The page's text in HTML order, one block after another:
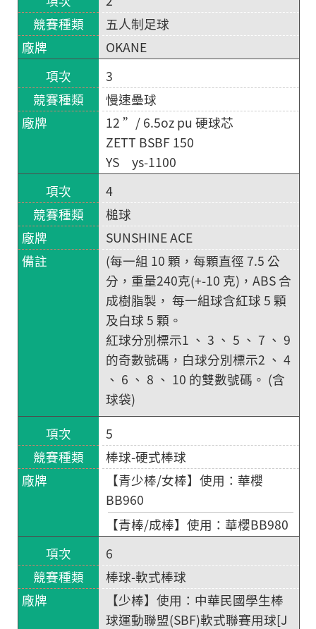
五人制足球
OKANE
3
慢速壘球
12 ”/ 6.5oz pu 硬球芯
ZETT BSBF 150
YS ys-1100
4
槌球
SUNSHINE ACE
(每一組 10 顆，每顆直徑 7.5 公
分，重量240克(+-10 克)，ABS 合
成樹脂製， 每一組球含紅球 5 顆
及白球 5 顆。
紅球分別標示1 、 3 、 5 、 7 、 9
的奇數號碼，白球分別標示2 、 4
、 6 、 8 、 10 的雙數號碼。 (含
球袋)
5
棒球-硬式棒球
【青少棒/女棒】使用：華櫻
BB960
【青棒/成棒】使用：華櫻BB980
6
棒球-軟式棒球
【少棒】使用：中華民國學生棒
球運動聯盟(SBF)軟式聯賽用球[J